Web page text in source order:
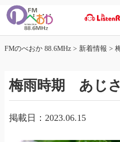
FMのべおか 88.6MHz> 新着情報 >
梅雨時期 あじ
掲載日：2023.06.15